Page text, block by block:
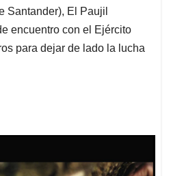
Santander), El Paujil
encuentro con el Ejército
para dejar de lado la lucha